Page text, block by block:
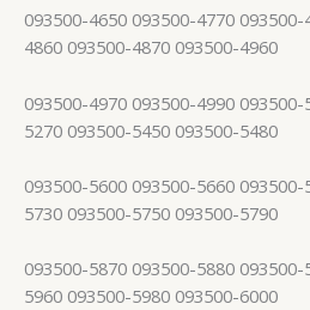
093500-4650 093500-4770 093500-
4860 093500-4870 093500-4960
093500-4970 093500-4990 093500-
5270 093500-5450 093500-5480
093500-5600 093500-5660 093500-
5730 093500-5750 093500-5790
093500-5870 093500-5880 093500-
5960 093500-5980 093500-6000